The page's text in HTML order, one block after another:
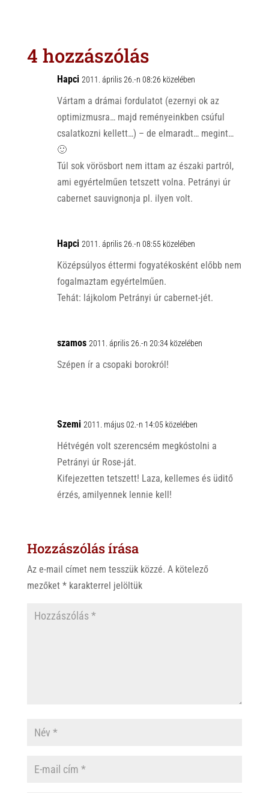
A
o
o
4 hozzászólás
Hapci 2011. április 26.-n 08:26 közelében
Vártam a drámai fordulatot (ezernyi ok az
optimizmusra… majd reményeinkben csúful
csalatkozni kellett…) – de elmaradt… megint…
🙂
Túl sok vörösbort nem ittam az északi partról,
ami egyértelműen tetszett volna. Petrányi úr
cabernet sauvignonja pl. ilyen volt.
Hapci 2011. április 26.-n 08:55 közelében
Középsúlyos éttermi fogyatékosként előbb nem
fogalmaztam egyértelműen.
Tehát: lájkolom Petrányi úr cabernet-jét.
szamos 2011. április 26.-n 20:34 közelében
Szépen ír a csopaki borokról!
Szemi 2011. május 02.-n 14:05 közelében
Hétvégén volt szerencsém megkóstolni a
Petrányi úr Rose-ját.
Kifejezetten tetszett! Laza, kellemes és üditő
érzés, amilyennek lennie kell!
Hozzászólás írása
Az e-mail címet nem tesszük közzé. A kötelező
mezőket *karakterrel jelöltük